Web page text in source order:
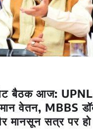
बैठक आज: UPNL
वेतन, MBBS
मानसून सत्र पर